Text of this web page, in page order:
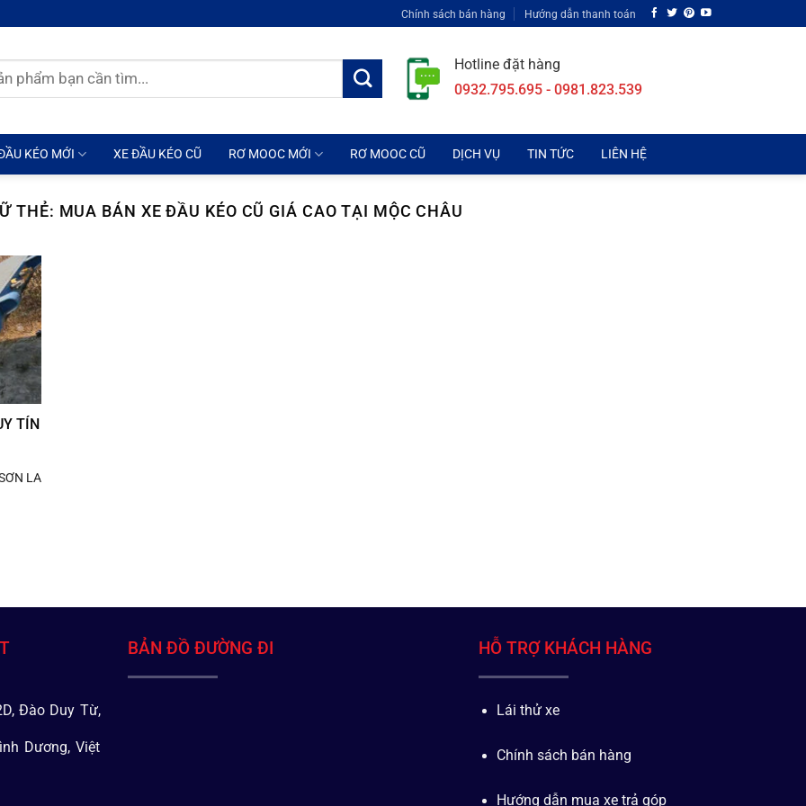
Chính sách bán hàng Hướng dẫn thanh toán
Hotline đặt hàng
0932.795.695 - 0981.823.539
KÉO MỚI XE ĐẦU KÉO CŨ RƠ MOOC MỚI RƠ MOOC CŨ DỊCH VỤ TIN TỨC LIÊN HỆ
THẺ: MUA BÁN XE ĐẦU KÉO CŨ GIÁ CAO TẠI MỘC CHÂU
TÍN
LA
Đào Duy Từ,
Dương, Việt
BẢN ĐỒ ĐƯỜNG ĐI HỖ TRỢ KHÁCH HÀNG
Lái thử xe
Chính sách bán hàng
Hướng dẫn mua xe trả góp